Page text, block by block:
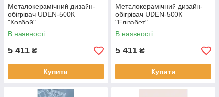
Металокерамічний дизайн-
обігрівач UDEN-500К
"Ковбой"
В наявності
5 411 ₴
Купити
Металокерамічний дизайн-
обігрівач UDEN-500К
"Елізабет"
В наявності
5 411 ₴
Купити